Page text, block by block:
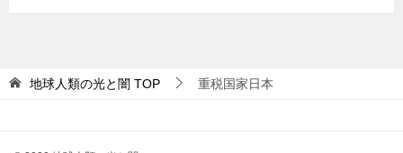
地球人類の光と闇 TOP 重税国家日本